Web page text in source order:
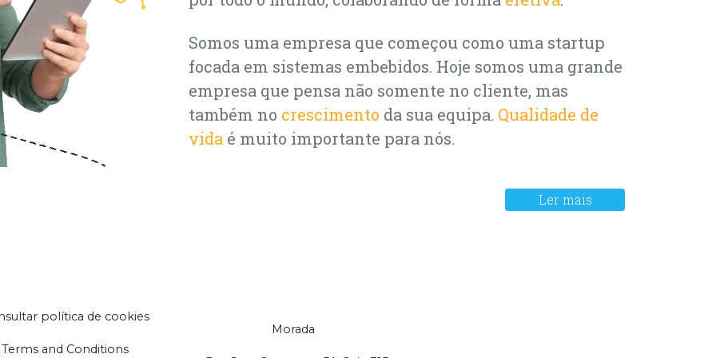
Somos uma empresa que começou como uma startup
focada em sistemas embebidos. Hoje somos uma grande
empresa que pensa não somente no cliente, mas
também no crescimento da sua equipa. Qualidade de
vida é muito importante para nós.
Ler mais
política de cookies
Terms and Conditions
Morada